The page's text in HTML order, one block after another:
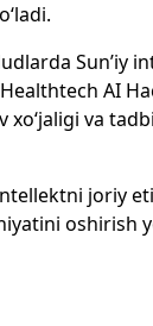
Sun’iy
AI
xo‘jaligi va
joriy
oshirish